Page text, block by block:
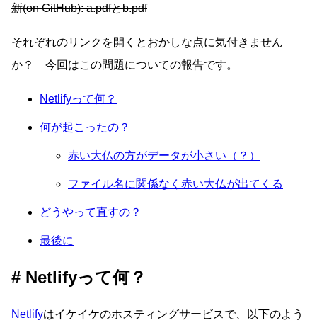
新(on GitHub): a.pdfとb.pdf
それぞれのリンクを開くとおかしな点に気付きません
か？ 今回はこの問題についての報告です。
Netlifyって何？
何が起こったの？
赤い大仏の方がデータが小さい（？）
ファイル名に関係なく赤い大仏が出てくる
どうやって直すの？
最後に
Netlifyって何？
Netlifyはイケイケのホスティングサービスで、以下のよう